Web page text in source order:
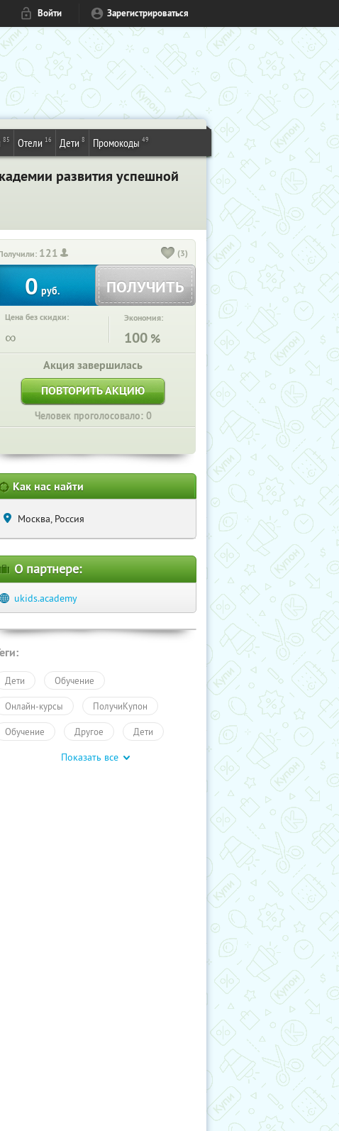
Войти Зарегистрироваться
85 Отели 16 Дети 8 Промокоды 49
развития успешной
121 (3)
0 руб. ПОЛУЧИТЬ
Цена без скидки:
∞
Экономия:
100 %
Акция завершилась
ПОВТОРИТЬ АКЦИЮ
Человек проголосовало: 0
Как нас найти
Москва, Россия
О партнере:
ukids.academy
Дети Обучение
Онлайн-курсы ПолучиКупон
Обучение Другое Дети
Показать все